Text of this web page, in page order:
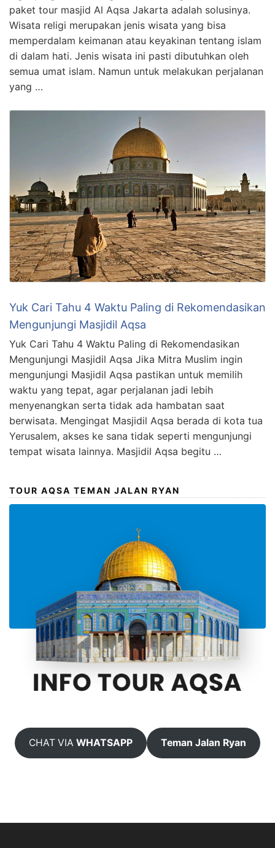
paket tour masjid Al Aqsa Jakarta adalah solusinya.
Wisata religi merupakan jenis wisata yang bisa
memperdalam keimanan atau keyakinan tentang islam
di dalam hati. Jenis wisata ini pasti dibutuhkan oleh
semua umat islam. Namun untuk melakukan perjalanan
yang …
Yuk Cari Tahu 4 Waktu Paling di Rekomendasikan
Mengunjungi Masjidil Aqsa
Yuk Cari Tahu 4 Waktu Paling di Rekomendasikan
Mengunjungi Masjidil Aqsa Jika Mitra Muslim ingin
mengunjungi Masjidil Aqsa pastikan untuk memilih
waktu yang tepat, agar perjalanan jadi lebih
menyenangkan serta tidak ada hambatan saat
berwisata. Mengingat Masjidil Aqsa berada di kota tua
Yerusalem, akses ke sana tidak seperti mengunjungi
tempat wisata lainnya. Masjidil Aqsa begitu …
TOUR AQSA TEMAN JALAN RYAN
CHAT VIAWHATSAPP Teman Jalan Ryan